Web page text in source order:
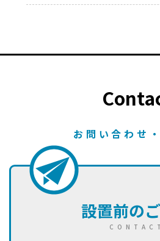
お問い合わせ
設置前の
CONTACT